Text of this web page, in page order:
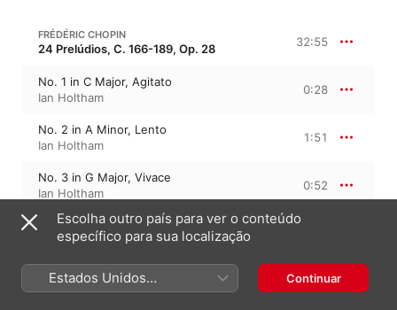
FRÉDÉRIC CHOPIN
24 Prelúdios, C. 166-189, Op. 28 32:55
No. 1 in C Major, Agitato
Ian Holtham
0:28
No. 2 in A Minor, Lento
Ian Holtham
1:51
No. 3 in G Major, Vivace
Ian Holtham
0:52
No. 4 in E Minor, Largo
Ian Holtham
No. 5 in D Major, Allegro molto
Ian Holtham
0:33
Escolha outro país para ver o conteúdo
específico para sua localização
Estados Unidos
(Português Brasil)
Continuar